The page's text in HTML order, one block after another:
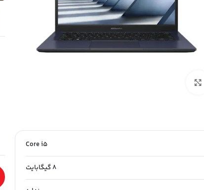
Core i5
8 گیگابایت